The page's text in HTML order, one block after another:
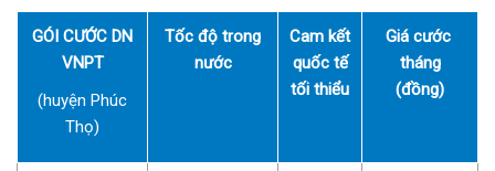
GÓI CƯỚC DN
VNPT
(huyện Phúc
Thọ)
Tốc độ trong
nước
Cam kết
quốc tế
tối thiểu
Giá cước
tháng
(đồng)